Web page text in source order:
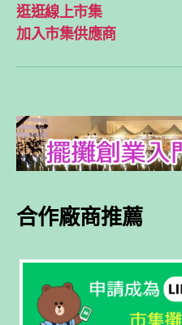
逛逛線上市集
加入市集供應商
合作廠商推薦